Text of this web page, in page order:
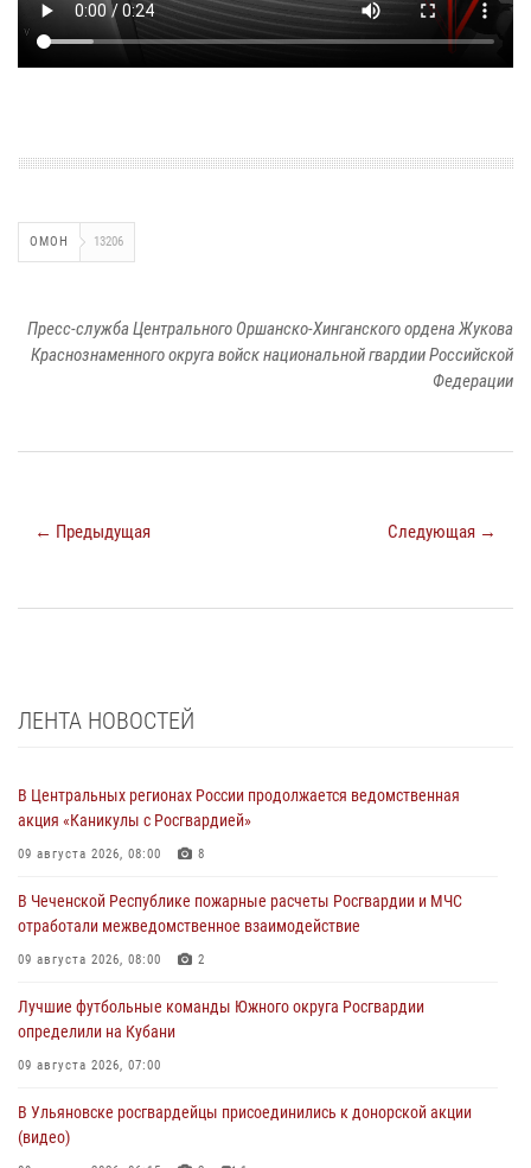
ОМОН 13206
Пресс-служба Центрального Оршанско-Хинганского ордена Жукова
Краснознаменного округа войск национальной гвардии Российской
Федерации
← Предыдущая Следующая →
ЛЕНТА НОВОСТЕЙ
В Центральных регионах России продолжается ведомственная
акция «Каникулы с Росгвардией»
09 августа 2026, 08:00 8
В Чеченской Республике пожарные расчеты Росгвардии и МЧС
отработали межведомственное взаимодействие
09 августа 2026, 08:00 2
Лучшие футбольные команды Южного округа Росгвардии
определили на Кубани
09 августа 2026, 07:00
В Ульяновске росгвардейцы присоединились к донорской акции
(видео)